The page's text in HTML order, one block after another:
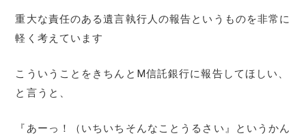
重大な責任のある遺言執行人の報告というものを非常に
軽く考えています
こういうことをきちんとM信託銀行に報告してほしい、
と言うと、
『あーっ！（いちいちそんなことうるさい』というかん